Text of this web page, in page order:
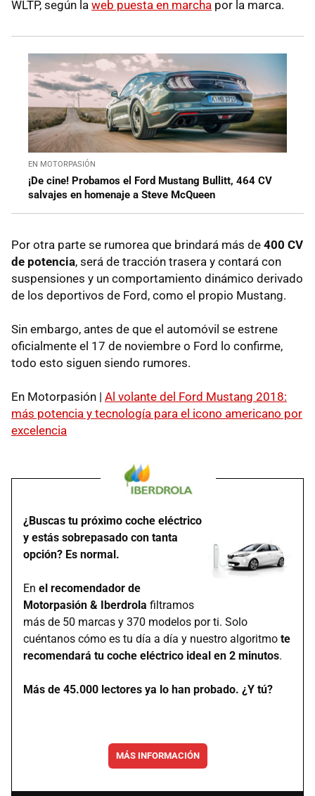
WLTP, según la web puesta en marcha por la marca.
EN MOTORPASIÓN
¡De cine! Probamos el Ford Mustang Bullitt, 464 CV
salvajes en homenaje a Steve McQueen
Por otra parte se rumorea que brindará más de 400 CV
de potencia, será de tracción trasera y contará con
suspensiones y un comportamiento dinámico derivado
de los deportivos de Ford, como el propio Mustang.
Sin embargo, antes de que el automóvil se estrene
oficialmente el 17 de noviembre o Ford lo confirme,
todo esto siguen siendo rumores.
En Motorpasión | Al volante del Ford Mustang 2018:
más potencia y tecnología para el icono americano por
excelencia
¿Buscas tu próximo coche eléctrico
y estás sobrepasado con tanta
opción? Es normal.
En el recomendador de
Motorpasión & Iberdrola filtramos
más de 50 marcas y 370 modelos por ti. Solo
cuéntanos cómo es tu día a día y nuestro algoritmo te
recomendará tu coche eléctrico ideal en 2 minutos.
Más de 45.000 lectores ya lo han probado. ¿Y tú?
MÁS INFORMACIÓN